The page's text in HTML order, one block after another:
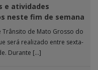
e atividades
neste fim de semana
Trânsito de Mato Grosso do
será realizado entre sexta-
Durante […]